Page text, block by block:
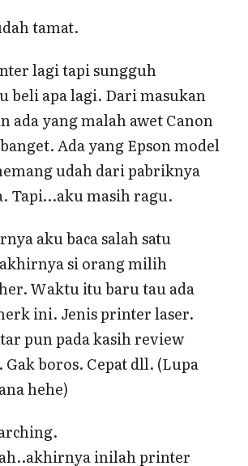
tamat.
lagi tapi sungguh
beli apa lagi. Dari masukan
ada yang malah awet Canon
Ada yang Epson model
udah dari pabriknya
Tapi…aku masih ragu.
aku baca salah satu
si orang milih
Waktu itu baru tau ada
ini. Jenis printer laser.
pun pada kasih review
Gak boros. Cepat dll. (Lupa
hehe)
inilah printer